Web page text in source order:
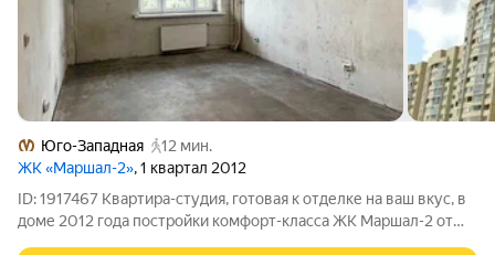
Юго-Западная
12 мин.
ЖК «Маршал-2», 1 квартал 2012
ID: 1917467 Квартира-студия, готовая к отделке на ваш вкус, в
доме 2012 года постройки комфорт-класса ЖК Маршал-2 от